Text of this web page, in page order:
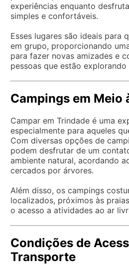
experiências enquanto
simples e confortáveis.
Esses lugares são ideais para
em grupo, proporcionando
para fazer novas amizades e
pessoas que estão explorando
Campings em Meio
Campar em Trindade é uma
especialmente para aqueles
Com diversas opções de
podem desfrutar de um
ambiente natural, acordando
cercados por árvores.
Além disso, os campings
localizados, próximos às
o acesso a atividades ao ar
Condições de
Transporte